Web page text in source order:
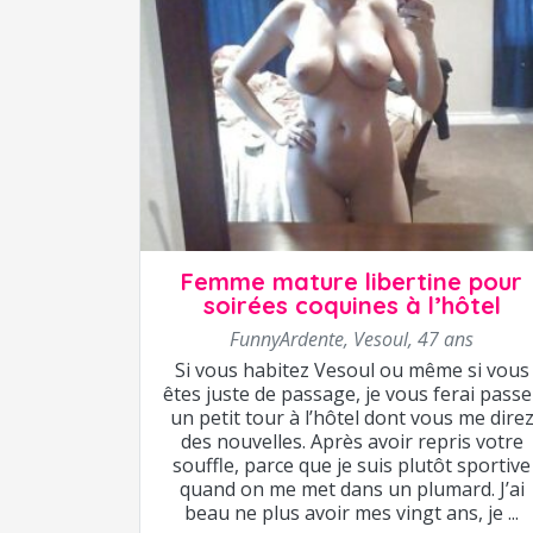
Femme mature libertine pour
soirées coquines à l’hôtel
FunnyArdente, Vesoul,47 ans
Si vous habitez Vesoul ou même si vous
êtes juste de passage, je vous ferai
un petit tour à l’hôtel dont vous me direz
des nouvelles. Après avoir repris votre
souffle, parce que je suis plutôt sportive
quand on me met dans un plumard. J’ai
beau ne plus avoir mes vingt ans, je ...